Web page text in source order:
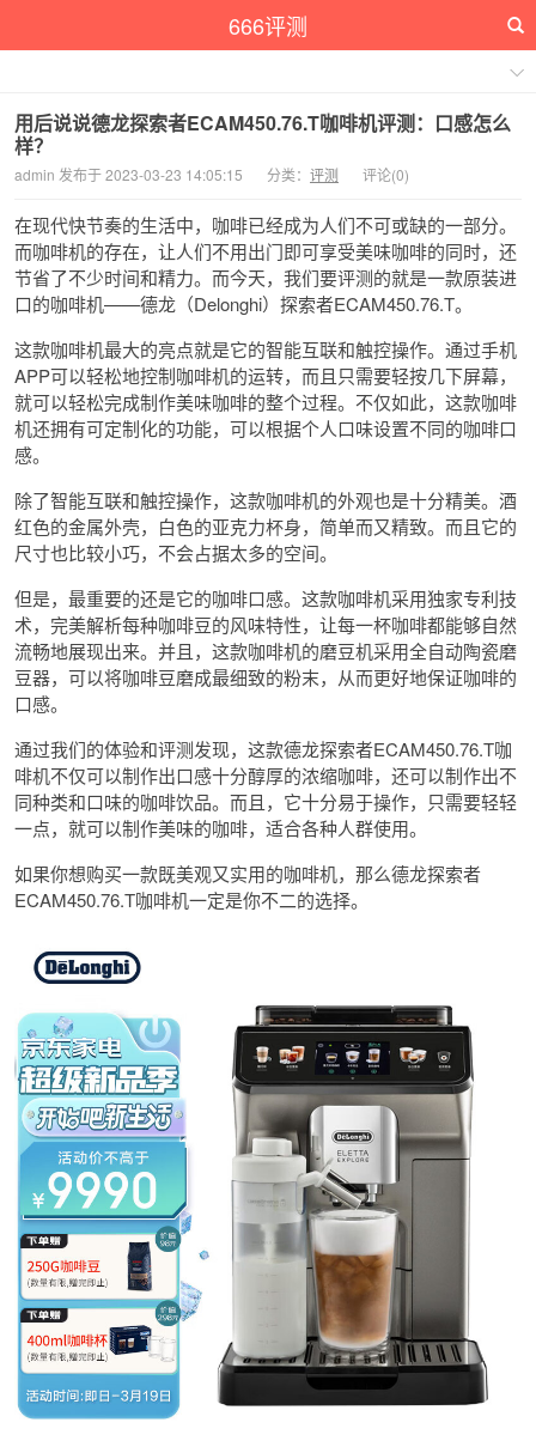
666评测
用后说说德龙探索者ECAM450.76.T咖啡机评测：口感怎么
样？
admin 发布于 2023-03-23 14:05:15 分类： 评测 评论(0)
在现代快节奏的生活中，咖啡已经成为人们不可或缺的一部分。
而咖啡机的存在，让人们不用出门即可享受美味咖啡的同时，还
节省了不少时间和精力。而今天，我们要评测的就是一款原装进
口的咖啡机——德龙（Delonghi）探索者ECAM450.76.T。
这款咖啡机最大的亮点就是它的智能互联和触控操作。通过手机
APP可以轻松地控制咖啡机的运转，而且只需要轻按几下屏幕，
就可以轻松完成制作美味咖啡的整个过程。不仅如此，这款咖啡
机还拥有可定制化的功能，可以根据个人口味设置不同的咖啡口
感。
除了智能互联和触控操作，这款咖啡机的外观也是十分精美。酒
红色的金属外壳，白色的亚克力杯身，简单而又精致。而且它的
尺寸也比较小巧，不会占据太多的空间。
但是，最重要的还是它的咖啡口感。这款咖啡机采用独家专利技
术，完美解析每种咖啡豆的风味特性，让每一杯咖啡都能够自然
流畅地展现出来。并且，这款咖啡机的磨豆机采用全自动陶瓷磨
豆器，可以将咖啡豆磨成最细致的粉末，从而更好地保证咖啡的
口感。
通过我们的体验和评测发现，这款德龙探索者ECAM450.76.T咖
啡机不仅可以制作出口感十分醇厚的浓缩咖啡，还可以制作出不
同种类和口味的咖啡饮品。而且，它十分易于操作，只需要轻轻
一点，就可以制作美味的咖啡，适合各种人群使用。
如果你想购买一款既美观又实用的咖啡机，那么德龙探索者
ECAM450.76.T咖啡机一定是你不二的选择。